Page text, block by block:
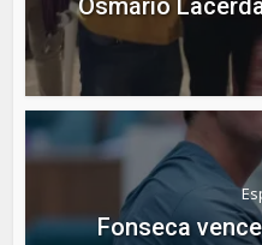
Osmário
Fonseca